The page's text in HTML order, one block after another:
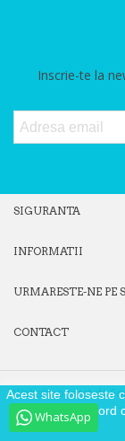
WhatsApp
Inscrie-te la
SIGURANTA
INFORMATII
URMARESTE-NE PE
CONTACT
Acest site foloseste
de acord
Website operat de
J40/9871/2018